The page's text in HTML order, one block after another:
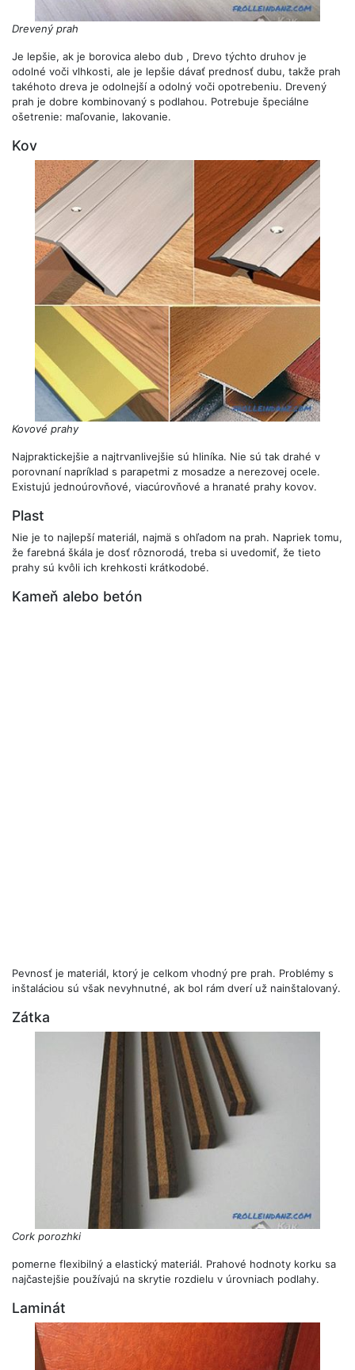
Drevený prah
Je lepšie, ak je borovica alebo dub , Drevo týchto druhov je
odolné voči vlhkosti, ale je lepšie dávať prednosť dubu, takže prah
takéhoto dreva je odolnejší a odolný voči opotrebeniu. Drevený
prah je dobre kombinovaný s podlahou. Potrebuje špeciálne
ošetrenie: maľovanie, lakovanie.
Kov
Kovové prahy
Najpraktickejšie a najtrvanlivejšie sú hliníka. Nie sú tak drahé v
porovnaní napríklad s parapetmi z mosadze a nerezovej ocele.
Existujú jednoúrovňové, viacúrovňové a hranaté prahy kovov.
Plast
Nie je to najlepší materiál, najmä s ohľadom na prah. Napriek tomu,
že farebná škála je dosť rôznorodá, treba si uvedomiť, že tieto
prahy sú kvôli ich krehkosti krátkodobé.
Kameň alebo betón
Pevnosť je materiál, ktorý je celkom vhodný pre prah. Problémy s
inštaláciou sú však nevyhnutné, ak bol rám dverí už nainštalovaný.
Zátka
Cork porozhki
pomerne flexibilný a elastický materiál. Prahové hodnoty korku sa
najčastejšie používajú na skrytie rozdielu v úrovniach podlahy.
Laminát